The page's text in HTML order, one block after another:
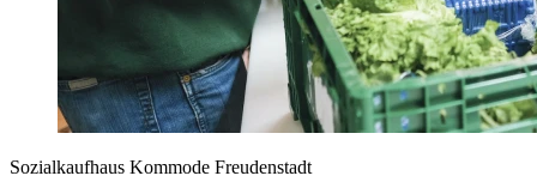
Sozialkaufhaus Kommode Freudenstadt